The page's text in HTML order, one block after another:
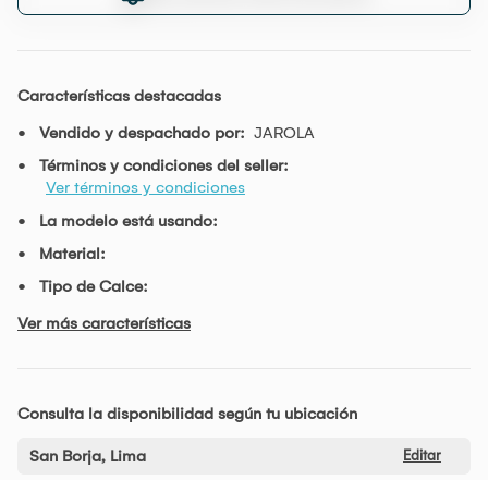
Características destacadas
Vendido y despachado por: JAROLA
Términos y condiciones del seller:
Ver términos y condiciones
La modelo está usando:
Material:
Tipo de Calce:
Ver más características
Consulta la disponibilidad según tu ubicación
San Borja, Lima Editar